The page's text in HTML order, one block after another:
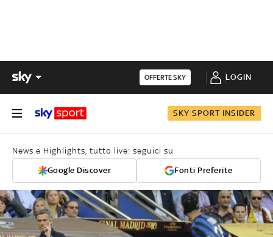
OFFERTE SKY LOGIN
SKY SPORT INSIDER
News e Highlights, tutto live: seguici su
Google Discover Fonti Preferite